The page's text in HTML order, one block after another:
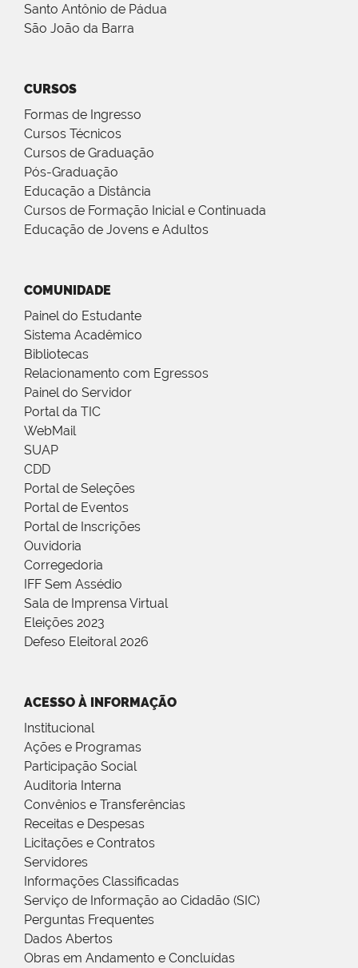
Santo Antônio de Pádua
São João da Barra
CURSOS
Formas de Ingresso
Cursos Técnicos
Cursos de Graduação
Pós-Graduação
Educação a Distância
Cursos de Formação Inicial e Continuada
Educação de Jovens e Adultos
COMUNIDADE
Painel do Estudante
Sistema Acadêmico
Bibliotecas
Relacionamento com Egressos
Painel do Servidor
Portal da TIC
WebMail
SUAP
CDD
Portal de Seleções
Portal de Eventos
Portal de Inscrições
Ouvidoria
Corregedoria
IFF Sem Assédio
Sala de Imprensa Virtual
Eleições 2023
Defeso Eleitoral 2026
ACESSO À INFORMAÇÃO
Institucional
Ações e Programas
Participação Social
Auditoria Interna
Convênios e Transferências
Receitas e Despesas
Licitações e Contratos
Servidores
Informações Classificadas
Serviço de Informação ao Cidadão (SIC)
Perguntas Frequentes
Dados Abertos
Obras em Andamento e Concluídas